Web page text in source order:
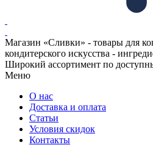
Магазин «Сливки» - товары для
кондитерского искусства -
Широкий ассортимент по
Меню
О нас
Доставка и оплата
Статьи
Условия скидок
Контакты